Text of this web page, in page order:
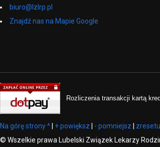
biuro@lzlrp.pl
Znajdź nas na Mapie Google
Rozliczenia transakcji kartą
Na górę strony ^ + powiększ - pomniejsz
© Wszelkie prawa Lubelski Związek Lekarzy